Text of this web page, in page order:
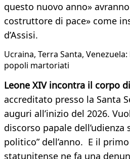
questo nuovo anno»
costruttore di pace» come
d’Assisi.
Ucraina, Terra Santa,
popoli martoriati
Leone XIV incontra il corpo
accreditato presso la Santa
auguri all’inizio del 2026.
discorso papale dell’udienza
politico” dell’anno. E il
statunitense ne fa una